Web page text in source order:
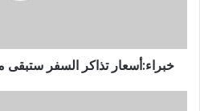
خبراء:أسعار تذاكر السفر